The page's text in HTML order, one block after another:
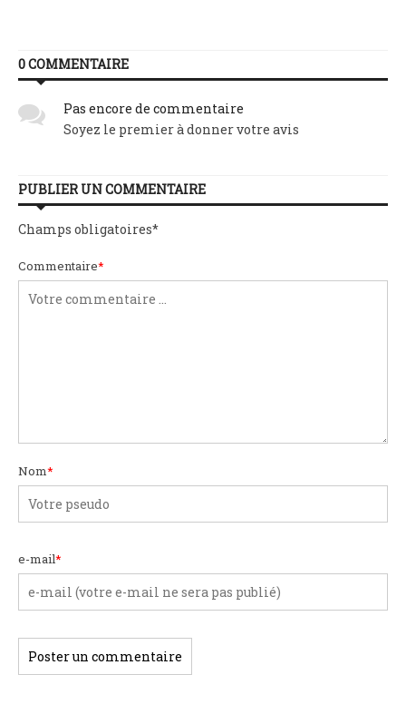
0 COMMENTAIRE
Pas encore de commentaire
Soyez le premier à donner votre avis
PUBLIER UN COMMENTAIRE
Champs obligatoires*
Commentaire*
Nom*
e-mail*